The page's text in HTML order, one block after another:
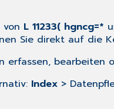
L 11233( hgncg=*
Sie direkt auf die
erfassen, bearbeiten
Index >